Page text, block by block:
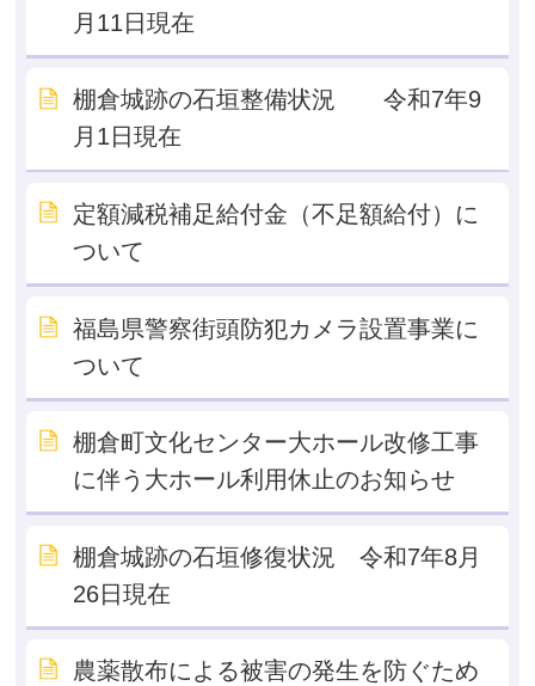
月11日現在
棚倉城跡の石垣整備状況 令和7年9
月1日現在
定額減税補足給付金（不足額給付）に
ついて
福島県警察街頭防犯カメラ設置事業に
ついて
棚倉町文化センター大ホール改修工事
に伴う大ホール利用休止のお知らせ
棚倉城跡の石垣修復状況 令和7年8月
26日現在
農薬散布による被害の発生を防ぐため